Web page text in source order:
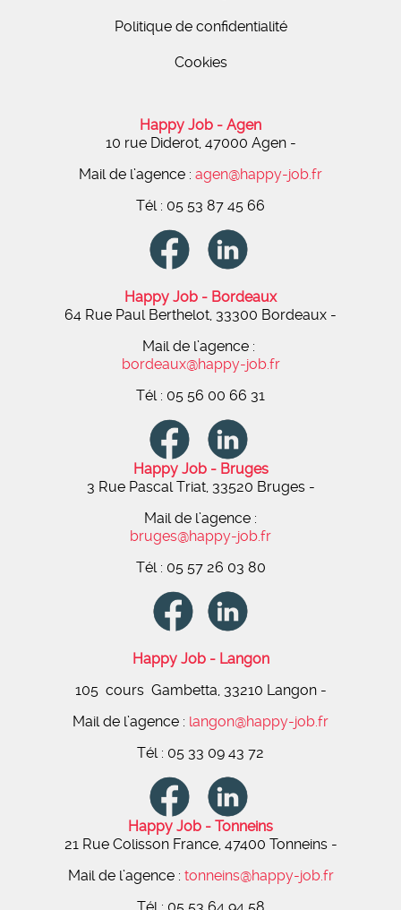
Politique de confidentialité
Cookies
Happy Job - Agen
10 rue Diderot, 47000 Agen -
Mail de l’agence : agen@happy-job.fr
Tél : 05 53 87 45 66
Happy Job - Bordeaux
64 Rue Paul Berthelot, 33300 Bordeaux -
Mail de l’agence :
bordeaux@happy-job.fr
Tél : 05 56 00 66 31
Happy Job - Bruges
3 Rue Pascal Triat, 33520 Bruges -
Mail de l’agence :
bruges@happy-job.fr
Tél : 05 57 26 03 80
Happy Job - Langon
105 cours Gambetta, 33210 Langon -
Mail de l’agence : langon@happy-job.fr
Tél : 05 33 09 43 72
Happy Job - Tonneins
21 Rue Colisson France, 47400 Tonneins -
Mail de l’agence : tonneins@happy-job.fr